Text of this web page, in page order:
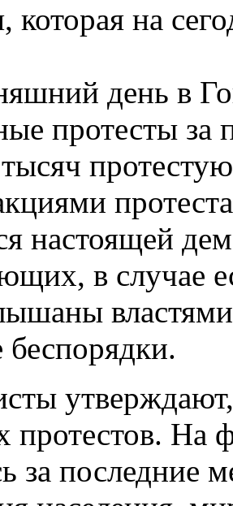
которая на
день в
протесты за
тысяч
настоящей
в случае
протестов. На
за последние